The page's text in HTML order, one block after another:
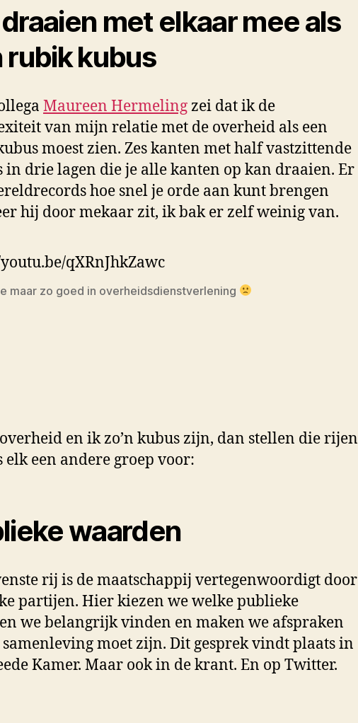
met elkaar mee als
rubik kubus
Maureen Hermelingzei dat ik de
van mijn relatie met de overheid als een
moest zien. Zes kanten met half vastzittende
in drie lagen die je alle kanten op kan draaien. Er
hoe snel je orde aan kunt brengen
hij door mekaar zit, ik bak er zelf weinig van.
qXRnJhkZawc
maar zo goed in overheidsdienstverlening
en ik zo’n kubus zijn, dan stellen die rijen
elk een andere groep voor:
waarden
rij is de maatschappij vertegenwoordigt door
partijen. Hier kiezen we welke publieke
we belangrijk vinden en maken we afspraken
samenleving moet zijn. Dit gesprek vindt plaats in
Kamer. Maar ook in de krant. En op Twitter.